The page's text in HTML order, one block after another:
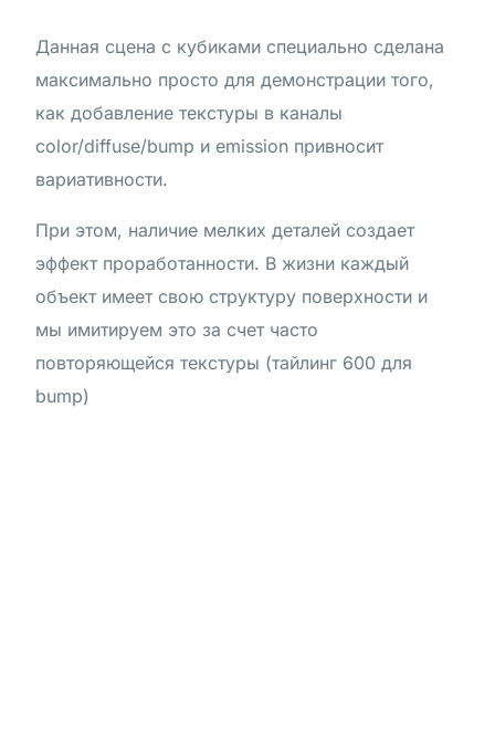
Данная сцена с кубиками специально сделана
максимально просто для демонстрации того,
как добавление текстуры в каналы
color/diffuse/bump и emission привносит
вариативности.
При этом, наличие мелких деталей создает
эффект проработанности. В жизни каждый
объект имеет свою структуру поверхности и
мы имитируем это за счет часто
повторяющейся текстуры (тайлинг 600 для
bump)